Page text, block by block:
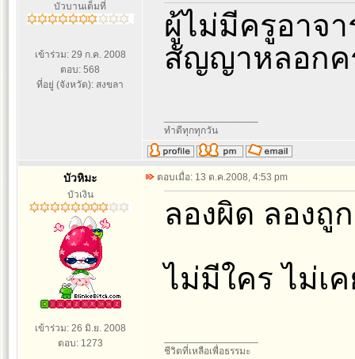
บัวบานเต็มที่
เข้าร่วม: 29 ก.ค. 2008
ตอบ: 568
ที่อยู่ (จังหวัด): สงขลา
ผู้ไม่มีครูอาจ
สัญญาหลอกค
ทำดีทุกทุกวัน
บัวหิมะ
บัวเงิน
เข้าร่วม: 26 มิ.ย. 2008
ตอบ: 1273
ตอบเมื่อ: 13 ต.ค.2008, 4:53 pm
ลองผิด ลองถู
ไม่มีใคร ไม่เ
ชีวิตที่เหลือเพื่อธรรมะ